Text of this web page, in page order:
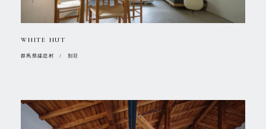
WHITE HUT
群馬県嬬恋村 / 別荘